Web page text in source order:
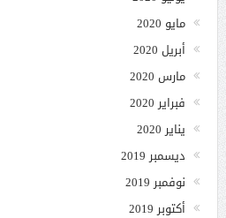
مايو 2020
أبريل 2020
مارس 2020
فبراير 2020
يناير 2020
ديسمبر 2019
نوفمبر 2019
أكتوبر 2019